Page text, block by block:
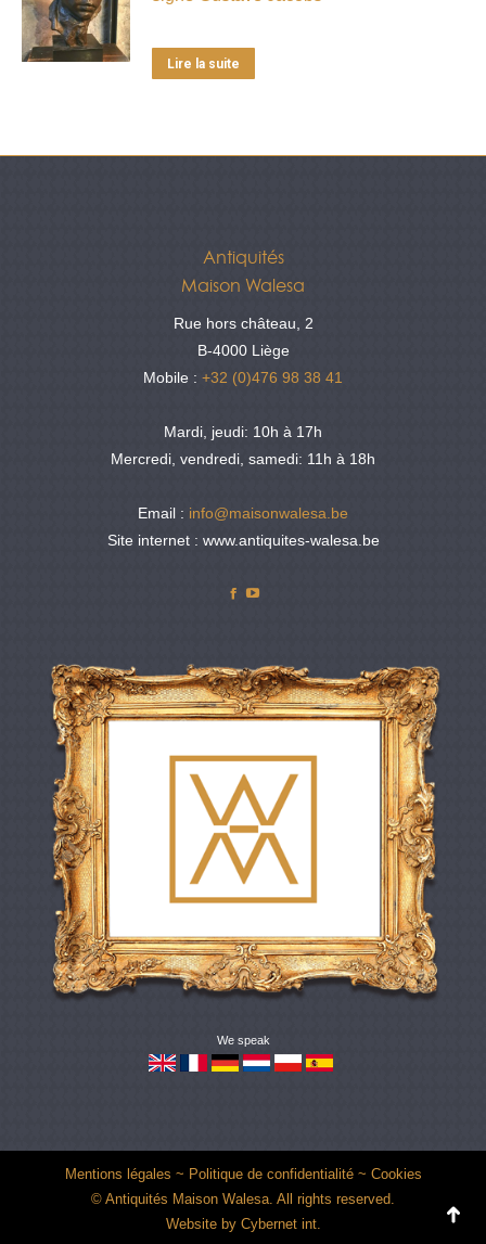
Lire la suite
Antiquités
Maison Walesa
Rue hors château, 2
B-4000 Liège
Mobile : +32 (0)476 98 38 41
Mardi, jeudi: 10h à 17h
Mercredi, vendredi, samedi: 11h à 18h
Email : info@maisonwalesa.be
Site internet : www.antiquites-walesa.be
Facebook
We speak
Mentions légales ~ Politique de confidentialité~ Cookies
© Antiquités Maison Walesa. All rights reserved.
Website by Cybernet int. Go